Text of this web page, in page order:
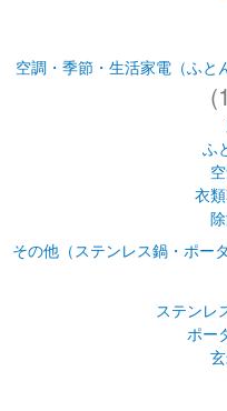
空調・季節・生活家電（ふと
ふ
衣
その他（ステンレス鍋・ポー
ステンレ
ポー